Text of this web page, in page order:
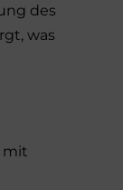
des
was
mit